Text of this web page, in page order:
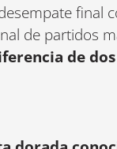
final
de partidos
de